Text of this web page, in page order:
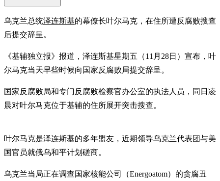
乌克兰总统泽连斯基的幕僚长叶尔马克，在住所遭反腐败搜查
后提交辞呈。
《基辅独立报》报道，泽连斯基星期五（11月28日）宣布，叶
尔马克当天早些时候向国家反腐败局提交辞呈。
国家反腐败局和专门反腐败检察官办公室的执法人员，同日凌
晨对叶尔马克位于基辅的住所展开突击搜查。
叶尔马克是泽连斯基的多年盟友，近期领导乌克兰代表团与美
国官员就俄乌和平计划磋商。
乌克兰当局正在调查国家核能公司（Energoatom）的贪腐丑